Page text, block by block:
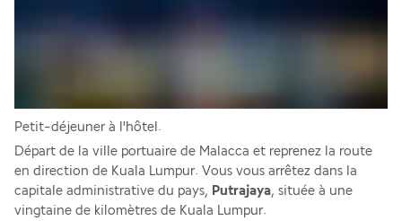
Petit-déjeuner à l'hôtel.
Départ de la ville portuaire de Malacca et reprenez la route
en direction de Kuala Lumpur. Vous vous arrêtez dans la
capitale administrative du pays, Putrajaya, située à une
vingtaine de kilomètres de Kuala Lumpur.